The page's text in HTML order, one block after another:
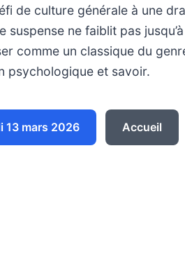
de culture générale à une
suspense ne faiblit pas
comme un classique du
psychologique et savoir.
13 mars 2026 Accueil